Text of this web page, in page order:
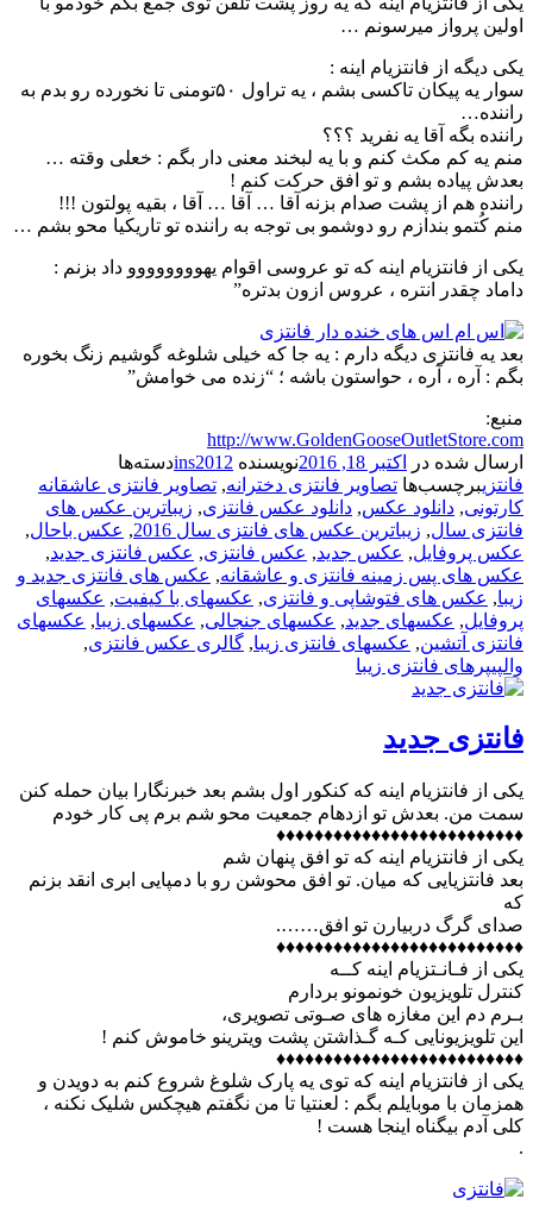
اولین پرواز میرسونم …
یکی دیگه از فانتزیام اینه :
سوار یه پیکان تاکسی بشم ، یه تراول ۵۰تومنی تا نخورده رو بدم به
راننده…
راننده بگه آقا یه نفرید ؟؟؟
منم یه کم مکث کنم و با یه لبخند معنی دار بگم : خعلی وقته …
بعدش پیاده بشم و تو افق حرکت کنم !
راننده هم از پشت صدام بزنه آقا … آقا … آقا ، بقیه پولتون !!!
منم کُتمو بندازم رو دوشمو بی توجه به راننده تو تاریکیا محو بشم …
یکی از فانتزیام اینه که تو عروسی اقوام یهوووووووو داد بزنم :
داماد چقدر انتره ، عروس ازون بدتره”
بعد یه فانتزی دیگه دارم : یه جا که خیلی شلوغه گوشیم زنگ بخوره
بگم : آره ، آره ، حواستون باشه ؛ “زنده می خوامش”
منبع:
http://www.GoldenGooseOutletStore.com
ارسال شده در
اکتبر 18, 2016 نویسنده ins2012دسته‌ها
فانتزیبرچسب‌ها تصاویر فانتزی دخترانه, تصاویر فانتزی عاشقانه
کارتونی, دانلود عکس, دانلود عکس فانتزی, زیباترین عکس های
فانتزی سال, زیباترین عکس های فانتزی سال 2016 , عکس باحال,
عکس پروفایل, عکس جدید, عکس فانتزی, عکس فانتزی جدید,
عکس های پس زمینه فانتزی و عاشقانه, عکس های فانتزی جدید و
زیبا, عکس های فتوشاپی و فانتزی, عکسهای با کیفیت, عکسهای
پروفایل, عکسهای جدید, عکسهای جنجالی, عکسهای زیبا, عکسهای
فانتزی آتشین, عکسهای فانتزی زیبا, گالری عکس فانتزی,
والپیپرهای فانتزی زیبا
فانتزی جدید
یکی از فانتزیام اینه که کنکور اول بشم بعد خبرنگارا بیان حمله کنن
سمت من. بعدش تو ازدهام جمعیت محو شم برم پی کار خودم
♦♦♦♦♦♦♦♦♦♦♦♦♦♦♦♦♦♦♦♦♦♦♦♦♦♦
یکی از فانتزیام اینه که تو افق پنهان شم
بعد فانتزیایی که میان. تو افق محوشن رو با دمپایی ابری انقد بزنم
که
صدای گرگ دربیارن تو افق…….
♦♦♦♦♦♦♦♦♦♦♦♦♦♦♦♦♦♦♦♦♦♦♦♦♦♦
یکی از فـانـتزیام اینه کــه
کنترل تلویزیون خونمونو بردارم
بـرم دم این مغازه های صـوتی تصویری،
این تلویزیونایی کـه گـذاشتن پشت ویترینو خاموش کنم !
♦♦♦♦♦♦♦♦♦♦♦♦♦♦♦♦♦♦♦♦♦♦♦♦♦♦
یکی از فانتزیام اینه که توی یه پارک شلوغ شروع کنم به دویدن و
همزمان با موبایلم بگم : لعنتیا تا من نگفتم هیچکس شلیک نکنه ،
کلی آدم بیگناه اینجا هست !
.